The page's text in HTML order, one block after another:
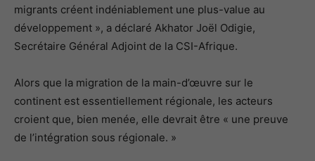
migrants créent indéniablement une plus-value au
développement », a déclaré Akhator Joël Odigie,
Secrétaire Général Adjoint de la CSI-Afrique.
Alors que la migration de la main-d’œuvre sur le
continent est essentiellement régionale, les acteurs
croient que, bien menée, elle devrait être « une preuve
de l’intégration sous régionale. »